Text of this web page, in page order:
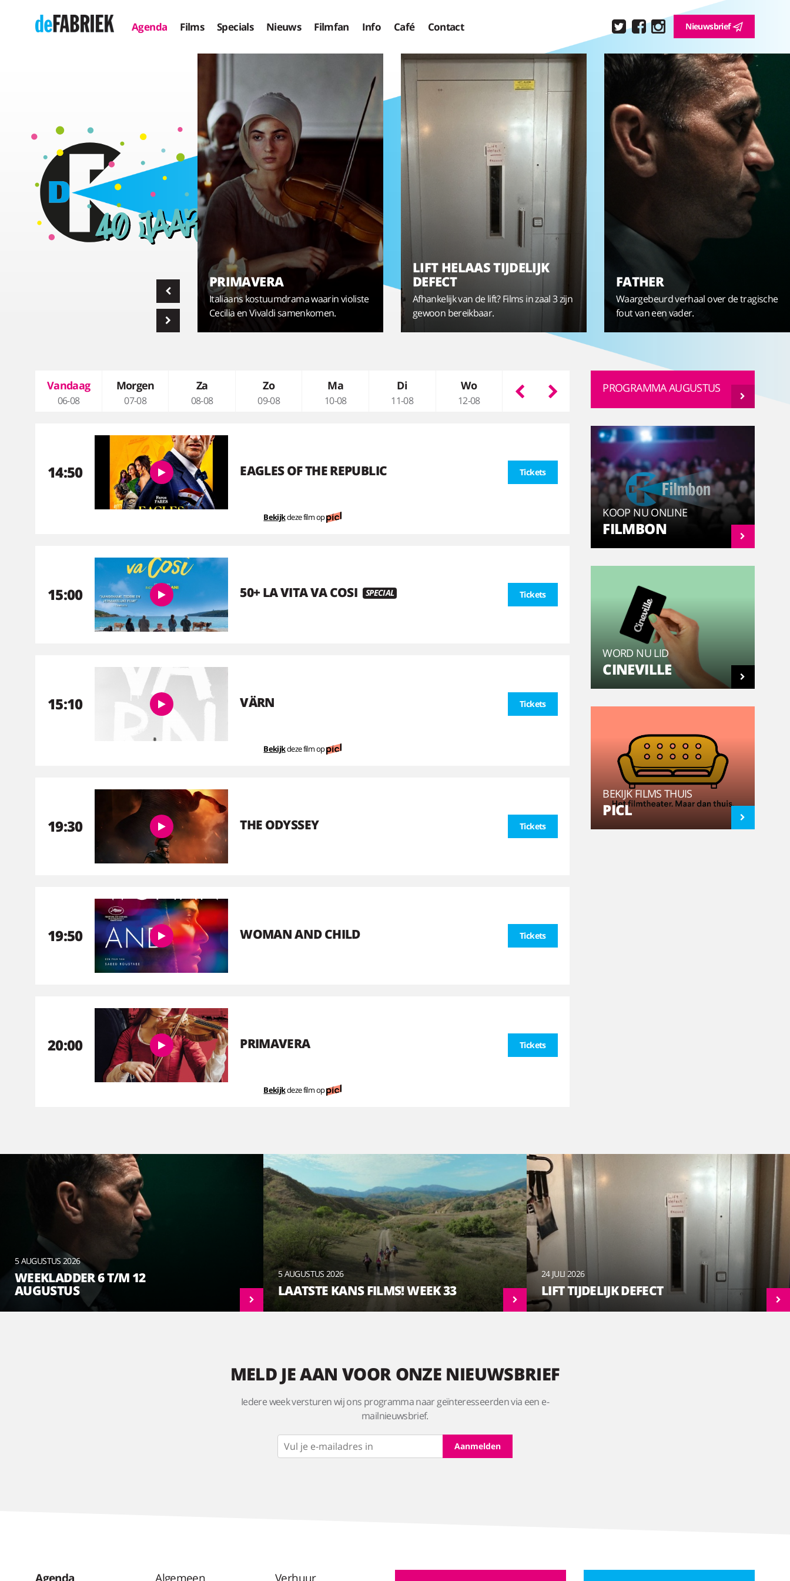
Agenda Films Specials Nieuws Filmfan Info Café Contact Nieuwsbrief
PREVIOUSLY
PRIMAVERA
Italiaans kostuumdrama waarin violiste
Cecilia en Vivaldi samenkomen.
LIFT HELAAS TIJDELIJK
DEFECT
Afhankelijk van de lift? Films in zaal 3 zijn
gewoon bereikbaar.
FATHER
Waargebeurd verhaal over de tragische
fout van een vader.
Vandaag
06-08
Morgen
07-08
Za
08-08
Zo
09-08
Ma
10-08
Di
11-08
Wo
12-08
Vr Za Zo
16-08
14:50 EAGLES OF THE REPUBLIC Tickets
Bekijkdeze film op
15:00 50+ LA VITA VA COSI SPECIAL Tickets
15:10 VÄRN Tickets
Bekijkdeze film op
19:30 THE ODYSSEY Tickets
19:50 WOMAN AND CHILD Tickets
20:00 PRIMAVERA Tickets
Bekijkdeze film op
PROGRAMMA AUGUSTUS
KOOP NU ONLINE
FILMBON
WORD NU LID
CINEVILLE
BEKIJK FILMS THUIS
PICL
5 AUGUSTUS 2026
WEEKLADDER 6 T/M 12
AUGUSTUS
5 AUGUSTUS 2026
LAATSTE KANS FILMS! WEEK 33
24 JULI 2026
LIFT TIJDELIJK DEFECT
MELD JE AAN VOOR ONZE NIEUWSBRIEF
Iedere week versturen wij ons programma naar geïnteresseerden via een e-
mailnieuwsbrief.